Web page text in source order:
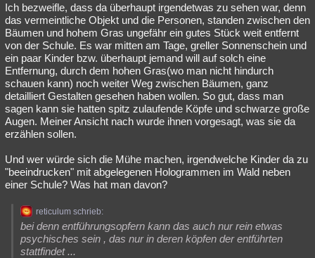
Ich bezweifle, dass da überhaupt irgendetwas zu sehen war, denn
das vermeintliche Objekt und die Personen, standen zwischen den
Bäumen und hohem Gras ungefähr ein gutes Stück weit entfernt
von der Schule. Es war mitten am Tage, greller Sonnenschein und
ein paar Kinder bzw. überhaupt jemand will auf solch eine
Entfernung, durch dem hohen Gras(wo man nicht hindurch
schauen kann) noch weiter Weg zwischen Bäumen, ganz
detailliert Gestalten gesehen haben wollen. So gut, dass man
sagen kann sie hatten spitz zulaufende Köpfe und schwarze große
Augen. Meiner Ansicht nach wurde ihnen vorgesagt, was sie da
erzählen sollen.
Und wer würde sich die Mühe machen, irgendwelche Kinder da zu
"beeindrucken" mit abgelegenen Hologrammen im Wald neben
einer Schule? Was hat man davon?
reticulum schrieb:
bei denn entführungsopfern kann das auch nur rein etwas
psychisches sein , das nur in deren köpfen der entführten
stattfindet ...